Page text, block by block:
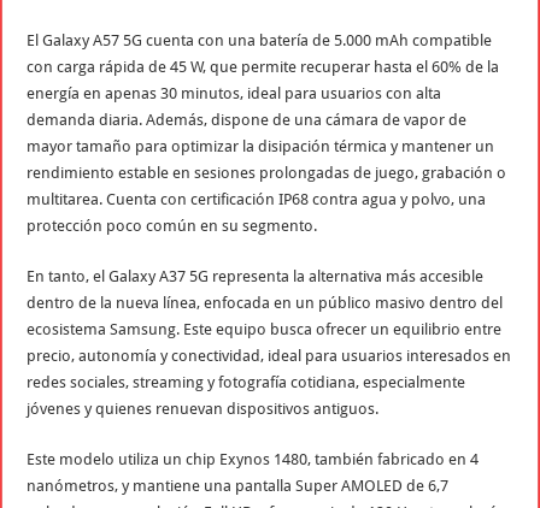
El Galaxy A57 5G cuenta con una batería de 5.000 mAh compatible
con carga rápida de 45 W, que permite recuperar hasta el 60% de la
energía en apenas 30 minutos, ideal para usuarios con alta
demanda diaria. Además, dispone de una cámara de vapor de
mayor tamaño para optimizar la disipación térmica y mantener un
rendimiento estable en sesiones prolongadas de juego, grabación o
multitarea. Cuenta con certificación IP68 contra agua y polvo, una
protección poco común en su segmento.
En tanto, el Galaxy A37 5G representa la alternativa más accesible
dentro de la nueva línea, enfocada en un público masivo dentro del
ecosistema Samsung. Este equipo busca ofrecer un equilibrio entre
precio, autonomía y conectividad, ideal para usuarios interesados en
redes sociales, streaming y fotografía cotidiana, especialmente
jóvenes y quienes renuevan dispositivos antiguos.
Este modelo utiliza un chip Exynos 1480, también fabricado en 4
nanómetros, y mantiene una pantalla Super AMOLED de 6,7